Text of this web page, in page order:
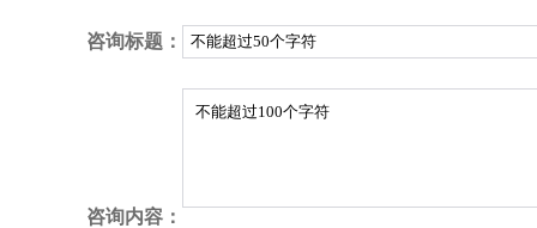
咨询标题：
咨询内容：